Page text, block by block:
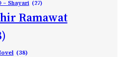
– Shayari (27)
Ramawat
(38)